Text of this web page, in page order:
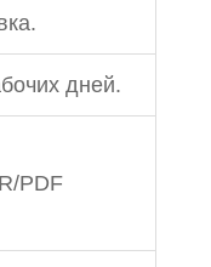
дней.
PDF